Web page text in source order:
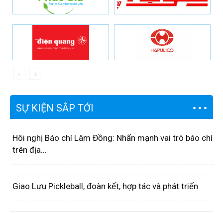
SỰ KIỆN SẮP TỚI
Hôi nghị Báo chí Lâm Đồng: Nhấn mạnh vai trò báo chí
trên địa...
Giao Lưu Pickleball, đoàn kết, hợp tác và phát triển